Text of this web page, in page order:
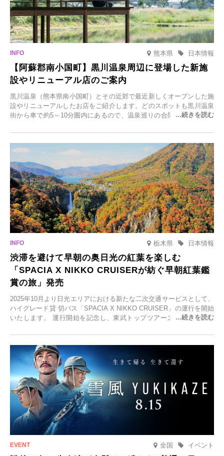
熊本県 日本情報
【阿蘇郡南小国町】黒川温泉周辺に登場した新施
設やリニューアル店のご案内
黒川温泉（熊本県南小国町）とその近郊で最近新しくオープンした施
設やリニューアルしたお店をご紹介します。どのスポットも黒川温泉
街から車で約5～10分圏内にあるので、温泉巡りの合間に気軽に立ち
元食材にこだわったレストランなど、多彩な魅力が満載です。黒川温
泉の新たな楽しみとしてチェックしてみてください。
栃木県 日本情報
渋滞を避けて早朝の奥日光の紅葉を楽しむ
「SPACIA X NIKKO CRUISERが紡ぐ早朝紅葉鑑
賞の旅」発売
2025年10月より日光エリアにおける新たな二次交通サービスとして、
ハイグレード貸 切バス「SPACIA X NIKKO CRUISER」の運行を開始
いたします。 運行開始を記念し、東武トップツアーズ株式会社では
2025年9月12日(金)より発売いたします。
全国 イベント